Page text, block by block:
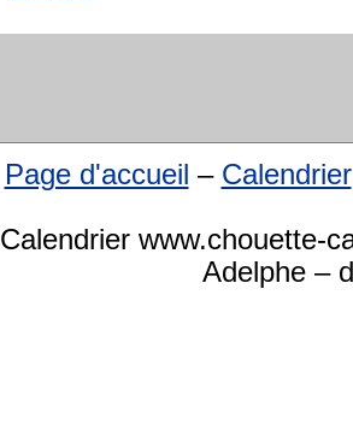
Page d'accueil – Calendrier
Calendrier www.chouette-
Adelphe –